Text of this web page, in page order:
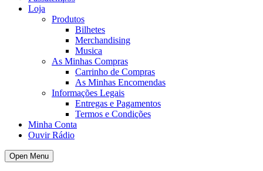
Loja
Produtos
Bilhetes
Merchandising
Musica
As Minhas Compras
Carrinho de Compras
As Minhas Encomendas
Informações Legais
Entregas e Pagamentos
Termos e Condições
Minha Conta
Ouvir Rádio
Open Menu